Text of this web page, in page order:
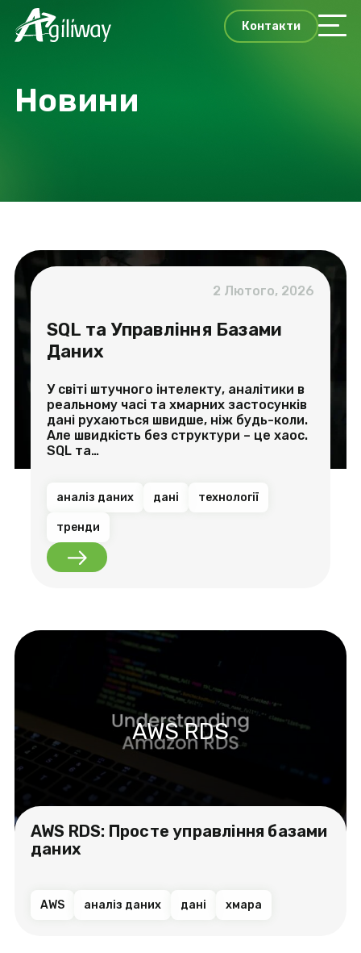
Контакти
Новини
2 Лютого, 2026
SQL та Управління Базами
Даних
У світі штучного інтелекту, аналітики в
реальному часі та хмарних застосунків
дані рухаються швидше, ніж будь-коли.
Але швидкість без структури – це хаос.
SQL та…
аналіз даних дані технології
тренди
SQL та Управління Базами Даних
AWS RDS
AWS RDS: Просте управління базами
даних
AWS аналіз даних дані хмара